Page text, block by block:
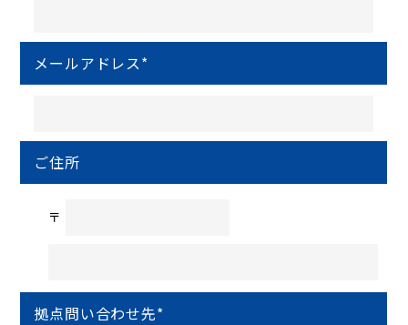
メールアドレス*
ご住所
〒
拠点問い合わせ先*